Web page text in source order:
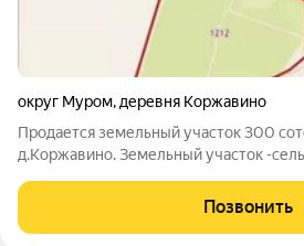
округ Муром, деревня Коржавино
Продается земельный участок 300
д.Коржавино. Земельный участок -
производство(такие земли обладают
природными свойствами, плодородием,
Позвонить